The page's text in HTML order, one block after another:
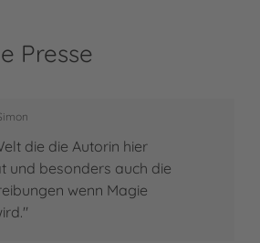
Presse
die die Autorin hier
und besonders auch die
wenn Magie